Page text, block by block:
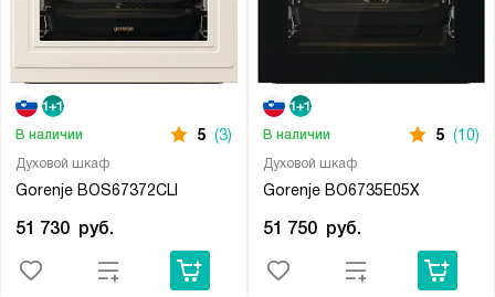
Духовой шкаф
Gorenje BOS67372CLI
В наличии 5 (3)
51 730 руб.
Духовой шкаф
Gorenje BO6735E05X
В наличии 5 (10)
51 750 руб.